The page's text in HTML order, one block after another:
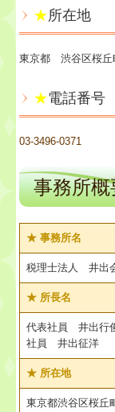
業務案内
セミナー案
料金につい
お問合せ
病院・診
補助金・助
関与先向
戦略財務情
継続MAS
戦略販売・
★所在地
東京都 渋谷区桜丘
★電話番号
03-3496-0371
事務所概
★ 事務所名
税理士法人 井出
★ 所長名
代表社員 井出行
社員 井出征洋
★ 所在地
東京都渋谷区桜丘